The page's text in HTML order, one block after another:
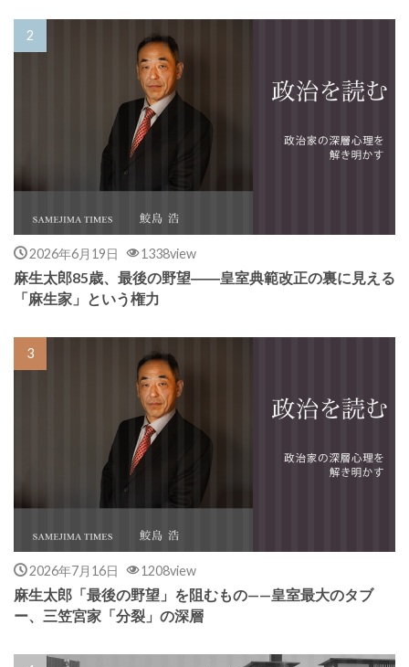
2026年6月19日 1338view
麻生太郎85歳、最後の野望――皇室典範改正の裏に見える
「麻生家」という権力
2026年7月16日 1208view
麻生太郎「最後の野望」を阻むもの——皇室最大のタブ
ー、三笠宮家「分裂」の深層